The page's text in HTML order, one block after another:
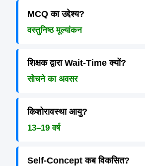
MCQ का उद्देश्य?
वस्तुनिष्ठ मूल्यांकन
शिक्षक द्वारा Wait-Time क्यों?
सोचने का अवसर
किशोरावस्था आयु?
13–19 वर्ष
Self-Concept कब विकसित?